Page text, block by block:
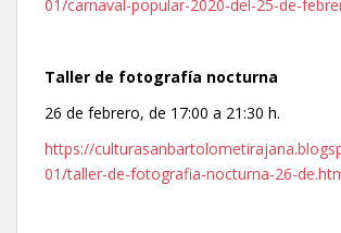
01/carnaval-popular-2020-del-25-de-
Taller de fotografía nocturna
26 de febrero, de 17:00 a 21:30 h.
https://
01/taller-de-fotografia-nocturna-26-